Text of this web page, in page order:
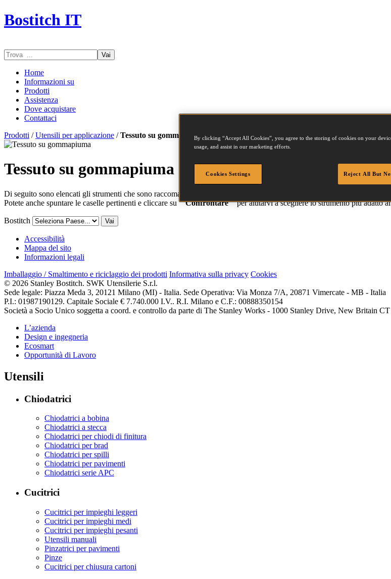
Bostitch IT
Vai
Home
Informazioni su
Prodotti
Assistenza
Dove acquistare
Contattaci
Prodotti /Utensili per applicazione /Tessuto su gommapiuma
Tessuto su gommapiuma
Di seguito sono elencati gli strumenti che sono raccomandati per l'applicazione. Si prega di fare clic su uno strumento
Potete anche spuntare le caselle pertinenti e cliccare su " Confrontare "per aiutarvi a scegliere lo strumento più adatto
Bostitch Vai
Accessibilità
Mappa del sito
Informazioni legali
Imballaggio / Smaltimento e riciclaggio dei prodotti Informativa sulla privacy Cookies
© 2026 Stanley Bostitch. SWK Utensilerie S.r.l.
Sede legale: Piazza Meda 3, 20121 Milano (MI) - Italia. Sede Operativa: Via Monza 7/A, 20871 Vimercate - MB - Italia
P.I.: 01987190129. Capitale Sociale € 7.740.000 I.V.. R.I. Milano e C.F.: 00888350154
Società a Socio Unico soggetta a coord. e controllo da parte di The Stanley Works - 1000 Stanley Drive, New Britain
L’azienda
Design e ingegneria
Ecosmart
Opportunità di Lavoro
Utensili
Chiodatrici
Chiodatrici a bobina
Chiodatrici a stecca
Chiodatrici per chiodi di finitura
Chiodatrici per brad
Chiodatrici per spilli
Chiodatrici per pavimenti
Chiodatrici serie APC
Cucitrici
Cucitrici per impieghi leggeri
Cucitrici per impieghi medi
Cucitrici per impieghi pesanti
Utensili manuali
Pinzatrici per pavimenti
Pinze
Cucitrici per chiusura cartoni
By clicking “Accept All Cookies”, you agree to the storing of cookies on your
usage, and assist in our marketing efforts.
Cookies Settings Reject All But